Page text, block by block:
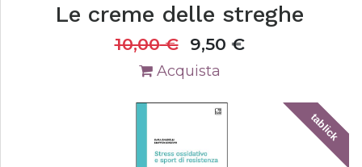
Le creme delle streghe
10,00€ 9,50 €
Acquista
tablick